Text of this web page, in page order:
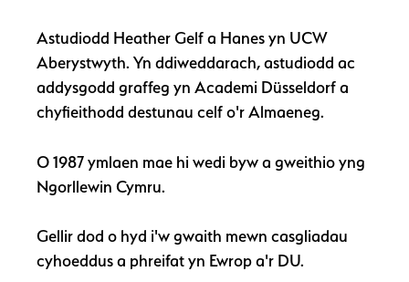
Astudiodd Heather Gelf a Hanes yn UCW
Aberystwyth. Yn ddiweddarach, astudiodd ac
addysgodd graffeg yn Academi Düsseldorf a
chyfieithodd destunau celf o'r Almaeneg.
O 1987 ymlaen mae hi wedi byw a gweithio yng
Ngorllewin Cymru.
Gellir dod o hyd i'w gwaith mewn casgliadau
cyhoeddus a phreifat yn Ewrop a'r DU.